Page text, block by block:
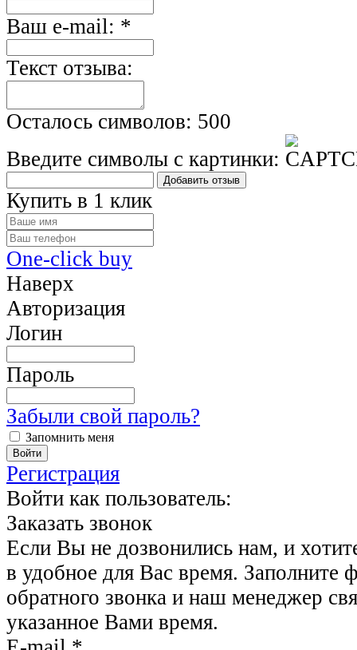
Ваш e-mail: *
Текст отзыва:
Осталось символов: 500
Введите символы с картинки:
Добавить отзыв
Купить в 1 клик
One-click buy
Наверх
Авторизация
Логин
Пароль
Забыли свой пароль?
Запомнить меня
Регистрация
Войти как пользователь:
Заказать звонок
Если Вы не дозвонились нам, и
в удобное для Вас время. Заполните
обратного звонка и наш менеджер
указанное Вами время.